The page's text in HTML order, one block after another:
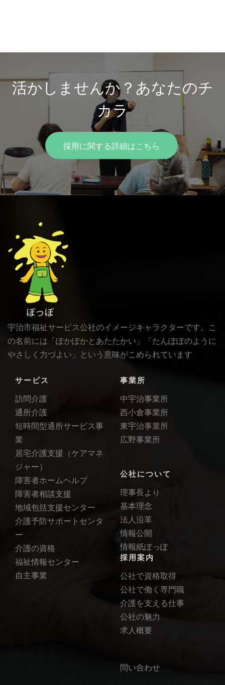
活かしませんか？あなたのチ
カラ
採用に関する詳細はこちら
宇治市福祉サービス公社のイメージキャラクターです。こ
の名前には「ぽかぽかとあたたかい」「たんぽぽのように
やさしく力づよい」という意味がこめられています
サービス
訪問介護
通所介護
短時間型通所サービス事
業
居宅介護支援（ケアマネ
ジャー）
障害者ホームヘルプ
障害者相談支援
地域包括支援センター
介護予防サポートセンタ
ー
介護の資格
福祉情報センター
自主事業
事業所
中宇治事業所
西小倉事業所
東宇治事業所
広野事業所
公社について
理事長より
基本理念
法人沿革
情報公開
情報紙ぽっぽ
採用案内
公社で資格取得
公社で働く専門職
介護を支える仕事
公社の魅力
求人概要
問い合わせ